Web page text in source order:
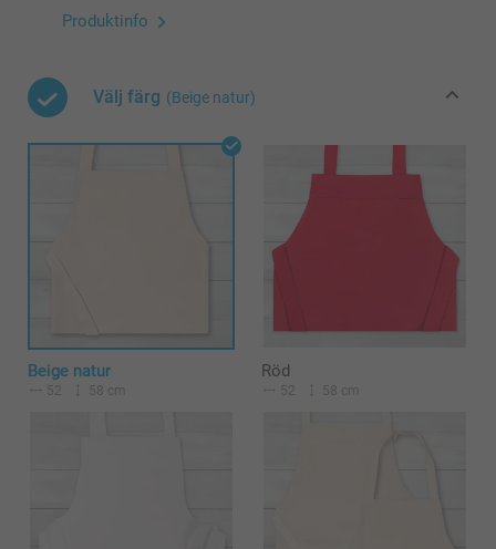
Produktinfo
Välj färg (Beige natur)
Beige natur
52 58 cm
Röd
52 58 cm